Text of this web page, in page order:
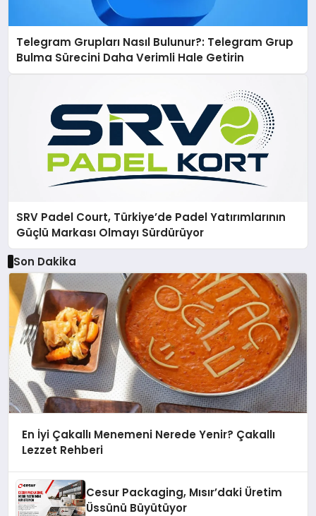
Telegram Grupları Nasıl Bulunur?: Telegram Grup
Bulma Sürecini Daha Verimli Hale Getirin
SRV Padel Court, Türkiye’de Padel Yatırımlarının
Güçlü Markası Olmayı Sürdürüyor
Son Dakika
En İyi Çakallı Menemeni Nerede Yenir? Çakallı
Lezzet Rehberi
Cesur Packaging, Mısır’daki Üretim
Üssünü Büyütüyor